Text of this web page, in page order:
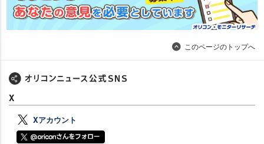
このページのトップへ
X
Xアカウント